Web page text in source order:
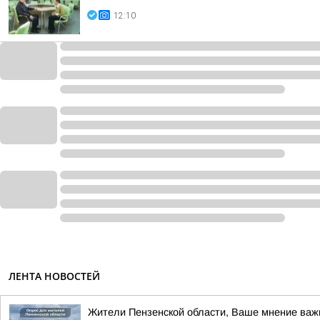
12:10
ЛЕНТА НОВОСТЕЙ
Жители Пензенской области, Ваше мнение